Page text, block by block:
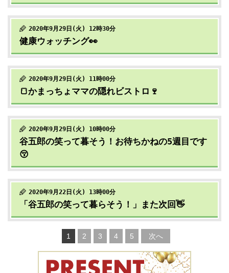
2020年9月29日(火) 12時30分
健康ウォッチング👀
2020年9月29日(火) 11時00分
🍞かまっちょママの隠れビストロ🍷
2020年9月29日(火) 10時00分
谷五郎の笑って暮そう！お待ちかねの5週目です
😚
2020年9月22日(火) 13時00分
「谷五郎の笑って暮らそう！」また次回👋
1 2 3 4 5 次へ